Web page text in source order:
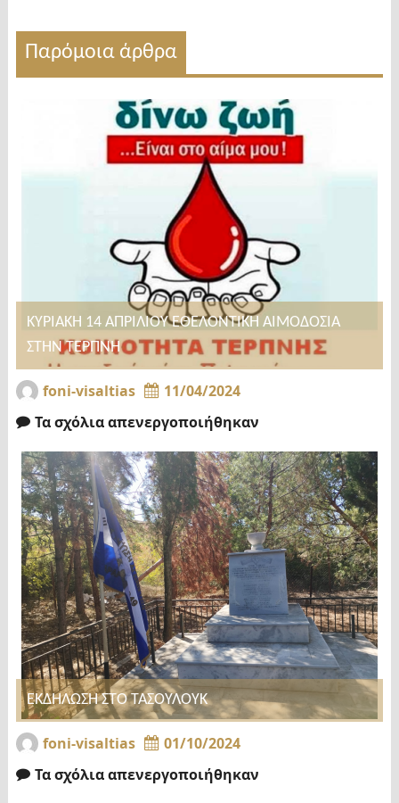
Παρόμοια άρθρα
ΚΥΡΙΑΚΗ 14 ΑΠΡΙΛΙΟΥ ΕΘΕΛΟΝΤΙΚΗ ΑΙΜΟΔΟΣΙΑ
ΣΤΗΝ ΤΕΡΠΝΗ
foni-visaltias
11/04/2024
Τα σχόλια απενεργοποιήθηκαν
ΕΚΔΗΛΩΣΗ ΣΤΟ ΤΑΣΟΥΛΟΥΚ
foni-visaltias
01/10/2024
Τα σχόλια απενεργοποιήθηκαν